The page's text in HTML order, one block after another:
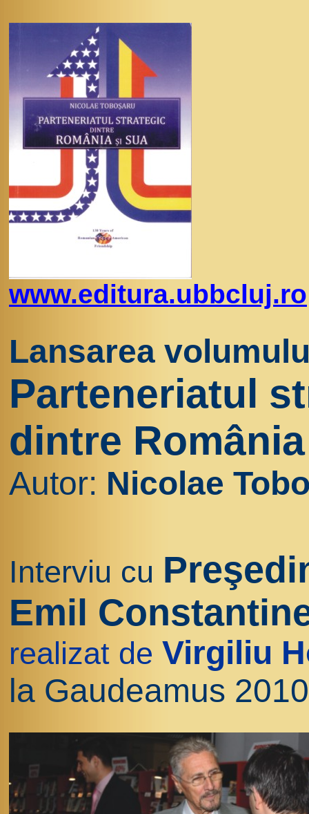
www.editura.ubbcluj.ro
Lansarea
Parteneriatul
dintre
Autor: Nicolae
Interviu cu
Emil
realizat de Virgiliu
la Gaudeamus 2010